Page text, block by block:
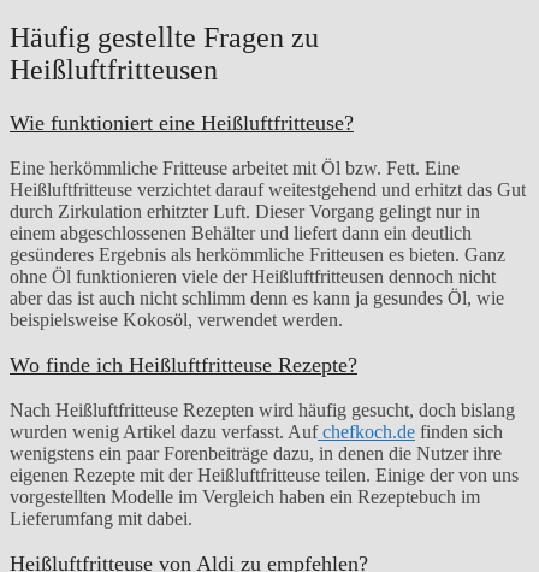
Häufig gestellte Fragen zu
Heißluftfritteusen
Wie funktioniert eine Heißluftfritteuse?
Eine herkömmliche Fritteuse arbeitet mit Öl bzw. Fett. Eine
Heißluftfritteuse verzichtet darauf weitestgehend und erhitzt das Gut
durch Zirkulation erhitzter Luft. Dieser Vorgang gelingt nur in
einem abgeschlossenen Behälter und liefert dann ein deutlich
gesünderes Ergebnis als herkömmliche Fritteusen es bieten. Ganz
ohne Öl funktionieren viele der Heißluftfritteusen dennoch nicht
aber das ist auch nicht schlimm denn es kann ja gesundes Öl, wie
beispielsweise Kokosöl, verwendet werden.
Wo finde ich Heißluftfritteuse Rezepte?
Nach Heißluftfritteuse Rezepten wird häufig gesucht, doch bislang
wurden wenig Artikel dazu verfasst. Aufchefkoch.de finden sich
wenigstens ein paar Forenbeiträge dazu, in denen die Nutzer ihre
eigenen Rezepte mit der Heißluftfritteuse teilen. Einige der von uns
vorgestellten Modelle im Vergleich haben ein Rezeptebuch im
Lieferumfang mit dabei.
Heißluftfritteuse von Aldi zu empfehlen?